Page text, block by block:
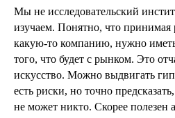
Мы не исследовательский
изучаем. Понятно, что принимая
какую-то компанию, нужно
того, что будет с рынком. Это
искусство. Можно выдвигать
есть риски, но точно
не может никто. Скорее полезен